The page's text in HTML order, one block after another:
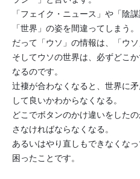
「フェイク・ニュース」や「陰
「世界」の姿を間違ってしまう。
だって「ウソ」の情報は、「ウソ
そしてウソの世界は、必ずどこか
なるのです。
辻褄が合わなくなると、世界に矛
して良いかわからなくなる。
どこでボタンのかけ違いをしたの
さなければならなくなる。
あるいはやり直しもできなくなっ
困ったことです。